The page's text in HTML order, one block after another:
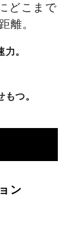
どこまで
離。
。
つ。
ン